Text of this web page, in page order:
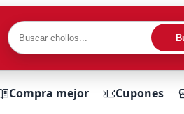
Compra mejor Cupones